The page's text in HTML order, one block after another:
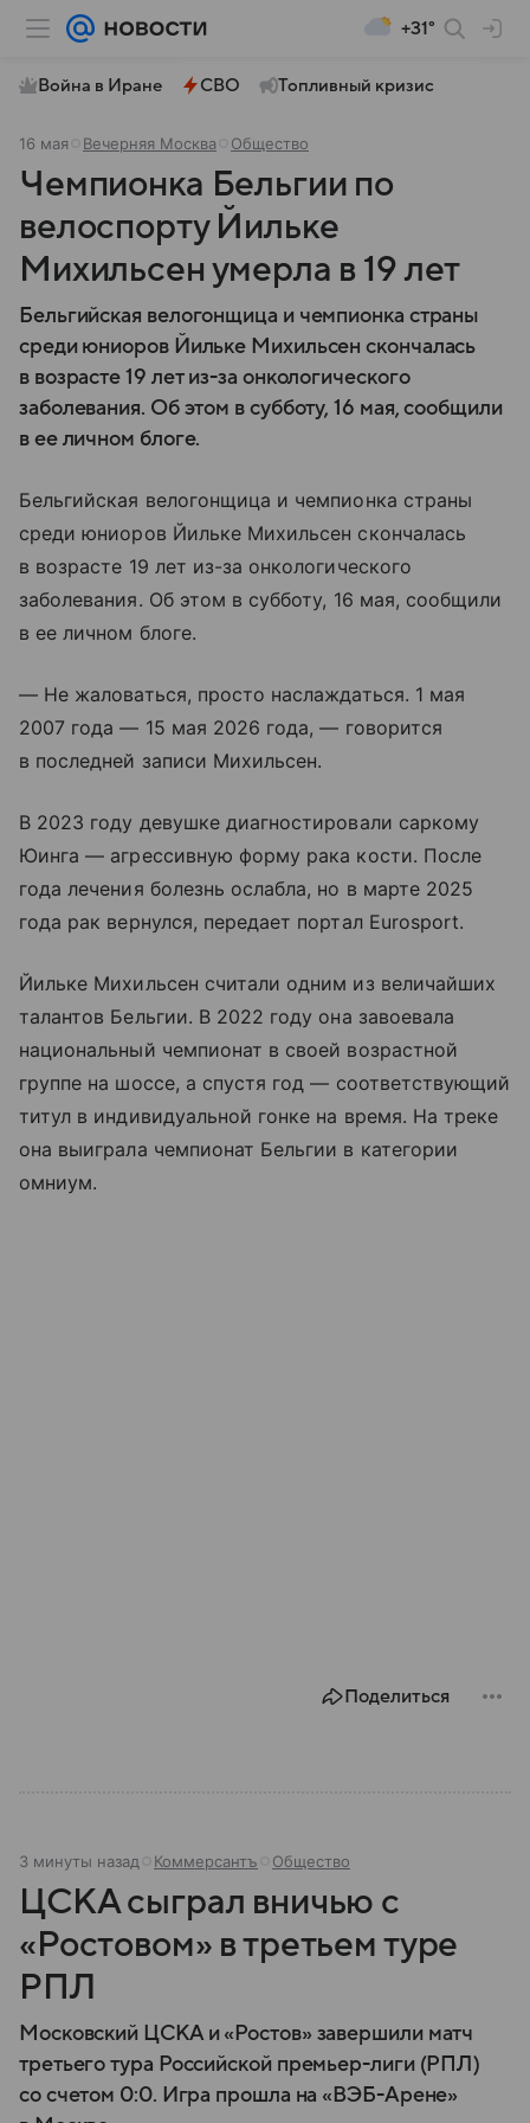
+31°
Война в Иране СВО Топливный кризис
16 мая Вечерняя Москва Общество
Чемпионка Бельгии по
велоспорту Йильке
Михильсен умерла в 19 лет
Бельгийская велогонщица и чемпионка страны
среди юниоров Йильке Михильсен скончалась
в возрасте 19 лет из-за онкологического
заболевания. Об этом в субботу, 16 мая, сообщили
в ее личном блоге.
Бельгийская велогонщица и чемпионка страны
среди юниоров Йильке Михильсен скончалась
в возрасте 19 лет из-за онкологического
заболевания. Об этом в субботу, 16 мая, сообщили
в ее личном блоге.
— Не жаловаться, просто наслаждаться. 1 мая
2007 года — 15 мая 2026 года, — говорится
в последней записи Михильсен.
В 2023 году девушке диагностировали саркому
Юинга — агрессивную форму рака кости. После
года лечения болезнь ослабла, но в марте 2025
года рак вернулся, передает портал Eurosport.
Йильке Михильсен считали одним из величайших
талантов Бельгии. В 2022 году она завоевала
национальный чемпионат в своей возрастной
группе на шоссе, а спустя год — соответствующий
титул в индивидуальной гонке на время. На треке
она выиграла чемпионат Бельгии в категории
омниум.
Поделиться
3 минуты назад Коммерсантъ Общество
ЦСКА сыграл вничью с
«Ростовом» в третьем туре
РПЛ
Московский ЦСКА и «Ростов» завершили матч
третьего тура Российской премьер-лиги (РПЛ)
со счетом 0:0. Игра прошла на «ВЭБ-Арене»